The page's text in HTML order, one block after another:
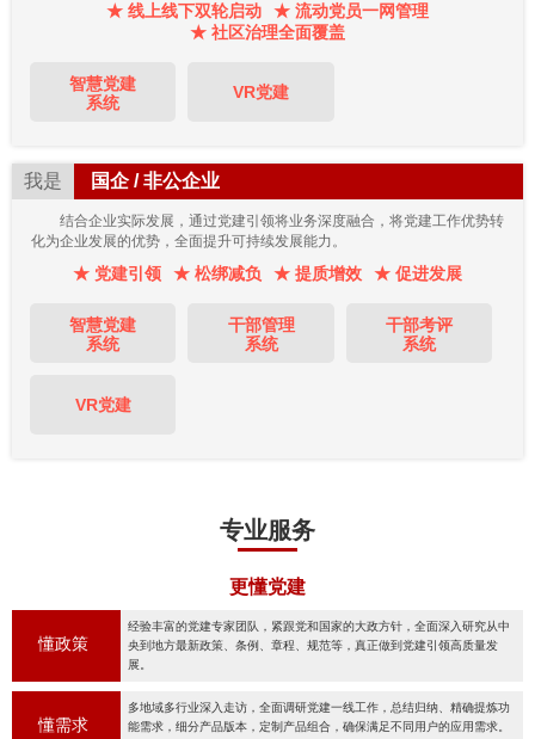
★ 线上线下双轮启动
★ 流动党员一网管理
★ 社区治理全面覆盖
智慧党建
系统
VR党建
我是 国企 / 非公企业
结合企业实际发展，通过党建引领将业务深度融合，将党建工作优势转
化为企业发展的优势，全面提升可持续发展能力。
★ 党建引领 ★ 松绑减负 ★ 提质增效 ★ 促进发展
智慧党建
系统
干部管理
系统
干部考评
系统
VR党建
专业服务
更懂党建
懂政策
经验丰富的党建专家团队，紧跟党和国家的大政方针，全面深入研究从中
央到地方最新政策、条例、章程、规范等，真正做到党建引领高质量发
展。
懂需求
多地域多行业深入走访，全面调研党建一线工作，总结归纳、精确提炼功
能需求，细分产品版本，定制产品组合，确保满足不同用户的应用需求。